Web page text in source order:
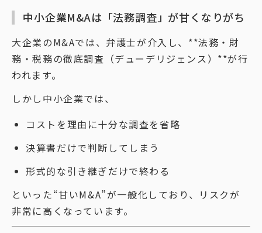
中小企業M&Aは「法務調査」が甘くなりがち
大企業のM&Aでは、弁護士が介入し、**法務・財
務・税務の徹底調査（デューデリジェンス）**が行
われます。
しかし中小企業では、
コストを理由に十分な調査を省略
決算書だけで判断してしまう
形式的な引き継ぎだけで終わる
といった“甘いM&A”が一般化しており、リスクが
非常に高くなっています。